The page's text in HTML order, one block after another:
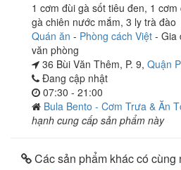
1 cơm đùi gà sốt tiêu đen, 1
gà chiên nước mắm, 3 ly trà đào
Quán ăn - Phòng cách Việt - Gia
văn phòng
36 Bùi Văn Thêm, P. 9, Quận
Đang cập nhật
07:30 - 21:00
Bula Bento - Cơm Trưa & Ăn
hạnh cung cấp sản phẩm này
Các sản phẩm khác có cùng